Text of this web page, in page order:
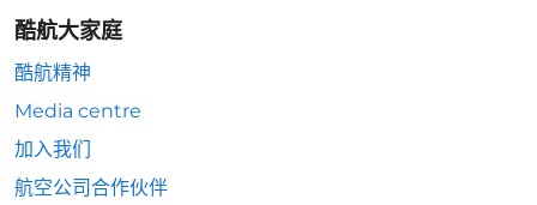
酷航大家庭
酷航精神
Media centre
加入我们
航空公司合作伙伴